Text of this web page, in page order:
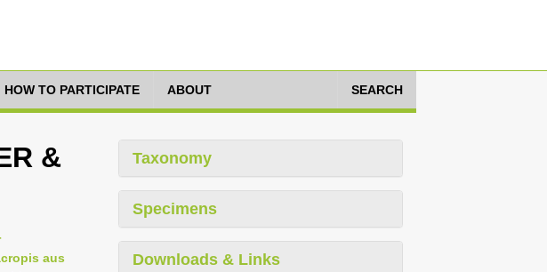
HOW TO PARTICIPATE ABOUT SEARCH
&
aus
Taxonomy
Specimens
Downloads & Links